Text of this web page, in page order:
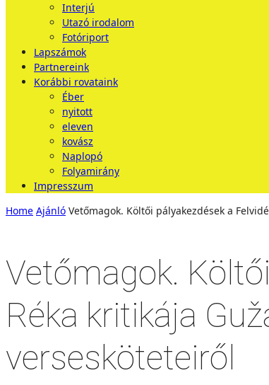
Interjú
Utazó irodalom
Fotóriport
Lapszámok
Partnereink
Korábbi rovataink
Éber
nyitott
eleven
kovász
Naplopó
Folyamirány
Impresszum
Home Ajánló Vetőmagok. Költői pályakezdések a
Vetőmagok.
Réka kritikája
versesköteteiről